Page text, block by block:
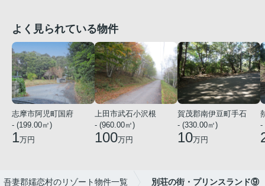
よく見られている物件
志摩市阿児町国府
- (199.00㎡)
1万円
上田市武石小沢根
- (960.00㎡)
100万円
賀茂郡南伊豆町手石
- (330.00㎡)
10万円
-
吾妻郡嬬恋村のリゾート物件一覧 別荘の街・プリンスランド⑨